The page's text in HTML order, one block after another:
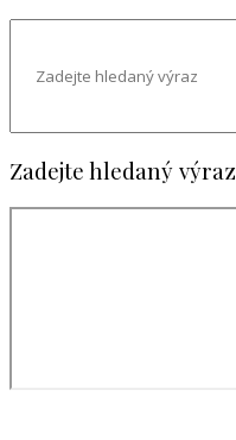
Zadejte hledaný výraz